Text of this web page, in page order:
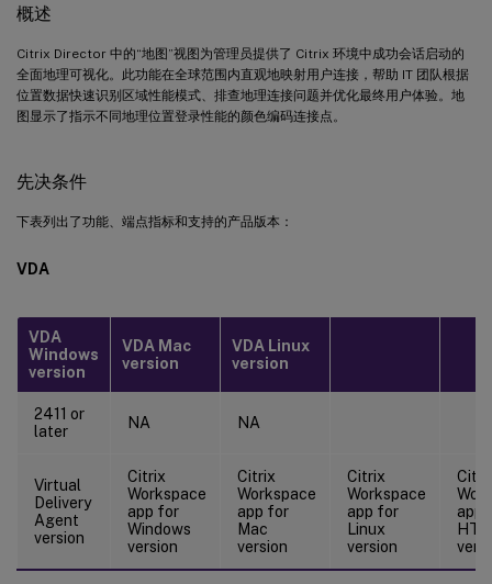
概述
Citrix Director 中的“地图”视图为管理员提供了 Citrix 环境中成功会话启动的
全面地理可视化。此功能在全球范围内直观地映射用户连接，帮助 IT 团队根据
位置数据快速识别区域性能模式、排查地理连接问题并优化最终用户体验。地
图显示了指示不同地理位置登录性能的颜色编码连接点。
先决条件
下表列出了功能、端点指标和支持的产品版本：
VDA
VDA
Windows
version
VDA Mac
version
VDA Linux
version
2411 or
later
NA NA
Virtual
Delivery
Agent
version
Citrix
Workspace
app for
Windows
version
Citrix
Workspace
app for
Mac
version
Citrix
Workspace
app for
Linux
version
app
设置性能阈值
时间范围配置
地图视图用法
区域性能故障排除
故障排除
性能分类问题
数据刷新问题
最佳实践